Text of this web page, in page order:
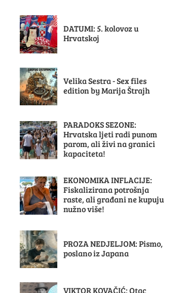
DATUMI: 5. kolovoz u
Hrvatskoj
Velika Sestra - Sex files
edition by Marija Štrajh
PARADOKS SEZONE:
Hrvatska ljeti radi punom
parom, ali živi na granici
kapaciteta!
EKONOMIKA INFLACIJE:
Fiskalizirana potrošnja
raste, ali građani ne kupuju
nužno više!
PROZA NEDJELJOM: Pismo,
poslano iz Japana
VIKTOR KOVAČIĆ: Otac